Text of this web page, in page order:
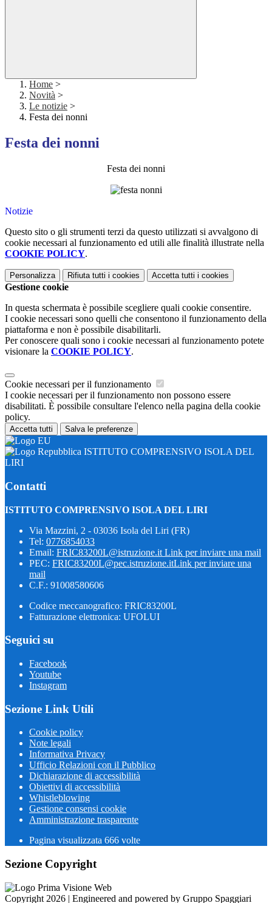
Home >
Novità >
Le notizie >
Festa dei nonni
Festa dei nonni
Festa dei nonni
Notizie
Questo sito o gli strumenti terzi da questo utilizzati si avvalgono di
cookie necessari al funzionamento ed utili alle finalità illustrate nella
COOKIE POLICY.
Personalizza Rifiuta tutti i cookies Accetta tutti i cookies
Gestione cookie
In questa schermata è possibile scegliere quali cookie consentire.
I cookie necessari sono quelli che consentono il funzionamento della
piattaforma e non è possibile disabilitarli.
Per conoscere quali sono i cookie necessari al funzionamento potete
visionare la COOKIE POLICY.
Cookie necessari per il funzionamento
I cookie necessari per il funzionamento non possono essere
disabilitati. È possibile consultare l'elenco nella pagina della cookie
policy.
Accetta tutti Salva le preferenze
ISTITUTO COMPRENSIVO ISOLA DEL
LIRI
Contatti
ISTITUTO COMPRENSIVO ISOLA DEL LIRI
Via Mazzini, 2 - 03036 Isola del Liri (FR)
Tel: 0776854033
Email: FRIC83200L@istruzione.it Link per inviare una mail
PEC: FRIC83200L@pec.istruzione.itLink per inviare una
mail
C.F.: 91008580606
Codice meccanografico: FRIC83200L
Fatturazione elettronica: UFOLUI
Seguici su
Facebook
Youtube
Instagram
Sezione Link Utili
Cookie policy
Note legali
Informativa Privacy
Ufficio Relazioni con il Pubblico
Dichiarazione di accessibilità
Obiettivi di accessibilità
Whistleblowing
Gestione consensi cookie
Amministrazione trasparente
Pagina visualizzata 666 volte
Sezione Copyright
Copyright 2026 | Engineered and powered by Gruppo Spaggiari